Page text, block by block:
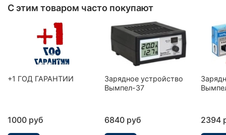
С этим товаром часто покупают
+1 ГОД ГАРАНТИИ
1000 руб
Зарядное устройство
Вымпел-37
6840 руб 2394